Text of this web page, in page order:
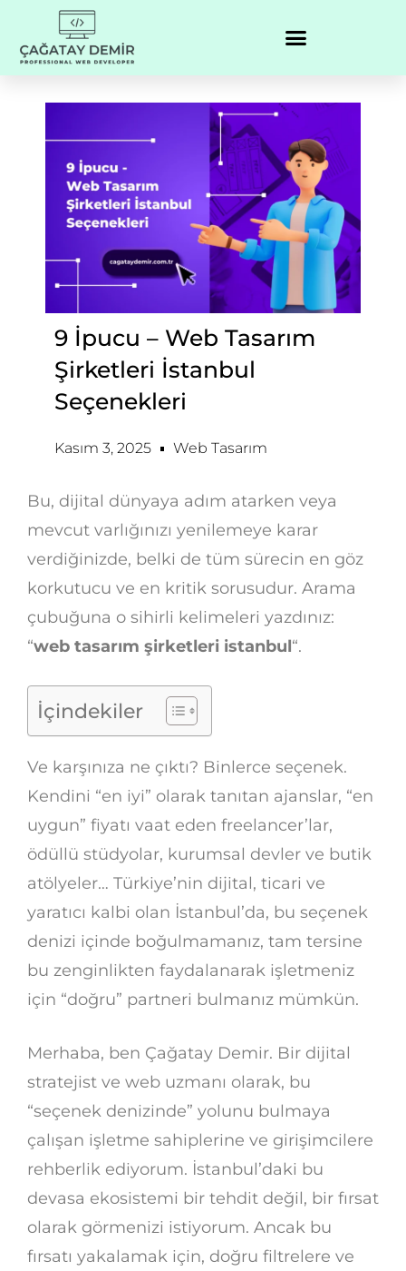
9 İpucu – Web Tasarım
Şirketleri İstanbul
Seçenekleri
Kasım 3, 2025 Web Tasarım
Bu, dijital dünyaya adım atarken veya
mevcut varlığınızı yenilemeye karar
verdiğinizde, belki de tüm sürecin en göz
korkutucu ve en kritik sorusudur. Arama
çubuğuna o sihirli kelimeleri yazdınız:
“web tasarım şirketleri istanbul“.
İçindekiler
Ve karşınıza ne çıktı? Binlerce seçenek.
Kendini “en iyi” olarak tanıtan ajanslar, “en
uygun” fiyatı vaat eden freelancer’lar,
ödüllü stüdyolar, kurumsal devler ve butik
atölyeler… Türkiye’nin dijital, ticari ve
yaratıcı kalbi olan İstanbul’da, bu seçenek
denizi içinde boğulmamanız, tam tersine
bu zenginlikten faydalanarak işletmeniz
için “doğru” partneri bulmanız mümkün.
Merhaba, ben Çağatay Demir. Bir dijital
stratejist ve web uzmanı olarak, bu
“seçenek denizinde” yolunu bulmaya
çalışan işletme sahiplerine ve girişimcilere
rehberlik ediyorum. İstanbul’daki bu
devasa ekosistemi bir tehdit değil, bir fırsat
olarak görmenizi istiyorum. Ancak bu
fırsatı yakalamak için, doğru filtrelere ve